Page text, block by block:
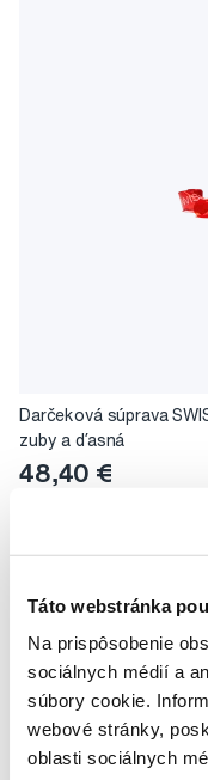
Táto webstránka
Na prispôsobenie
sociálnych médií a
súbory cookie.
webové stránky,
oblasti sociálnych
Darčeková súprava
zuby a ďasná
48,40 €